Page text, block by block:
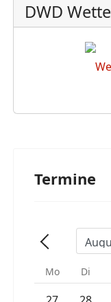
DWD
Termine
Mo Di